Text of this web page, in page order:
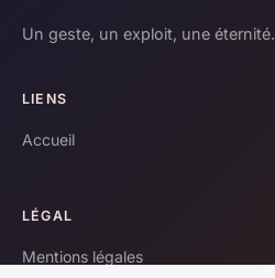
Un geste, un exploit, une éternité.
LIENS
Accueil
LÉGAL
Mentions légales